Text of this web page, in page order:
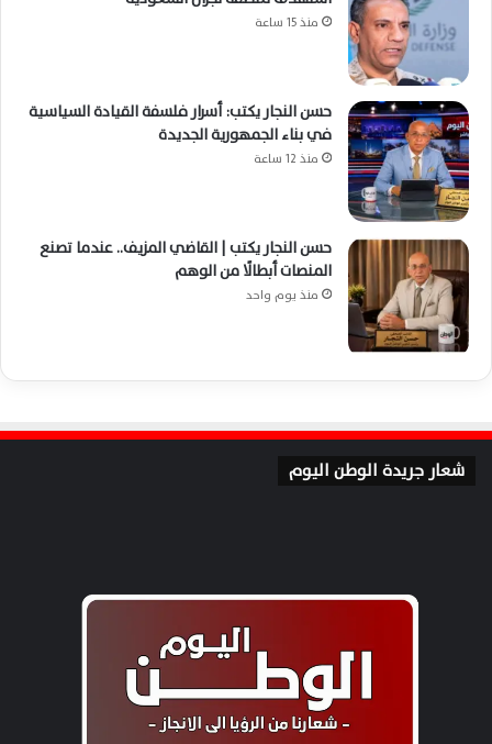
منذ 15 ساعة
حسن النجار يكتب: أسرار فلسفة القيادة السياسية
في بناء الجمهورية الجديدة
منذ 12 ساعة
حسن النجار يكتب | القاضي المزيف.. عندما تصنع
المنصات أبطالًا من الوهم
منذ يوم واحد
شعار جريدة الوطن اليوم